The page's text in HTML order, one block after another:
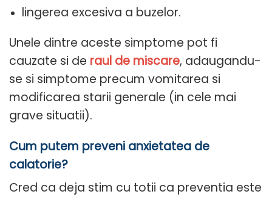
lingerea excesiva a buzelor.
Unele dintre aceste simptome pot fi
cauzate si de raul de miscare, adaugandu-
se si simptome precum vomitarea si
modificarea starii generale (in cele mai
grave situatii).
Cum putem preveni anxietatea de
calatorie?
Cred ca deja stim cu totii ca preventia este